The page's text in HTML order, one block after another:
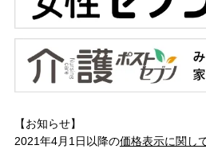
【お知らせ】
2021年4月1日以降の価格表示に関し